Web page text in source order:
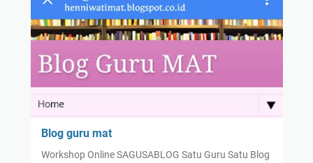
Blog guru mat
Workshop Online SAGUSABLOG Satu Guru Satu Blog